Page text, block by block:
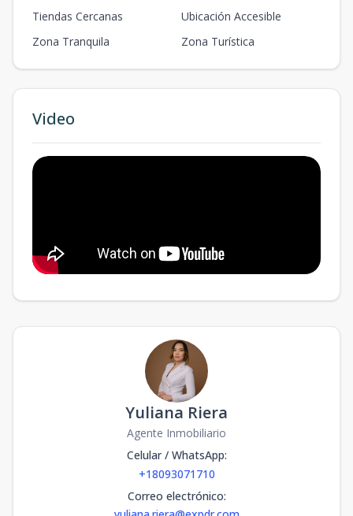
Tiendas Cercanas
Ubicación Accesible
Zona Tranquila
Zona Turística
Video
Yuliana Riera
Agente Inmobiliario
Celular / WhatsApp:
+18093071710
Correo electrónico: